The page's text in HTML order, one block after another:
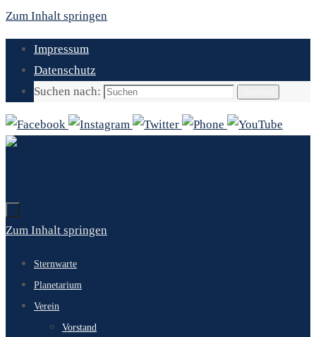
Zum Inhalt springen
Impressum
Datenschutz
Suchen nach:
Zum Inhalt springen
Sternwarte
Planetarium
Verein
Vorstand